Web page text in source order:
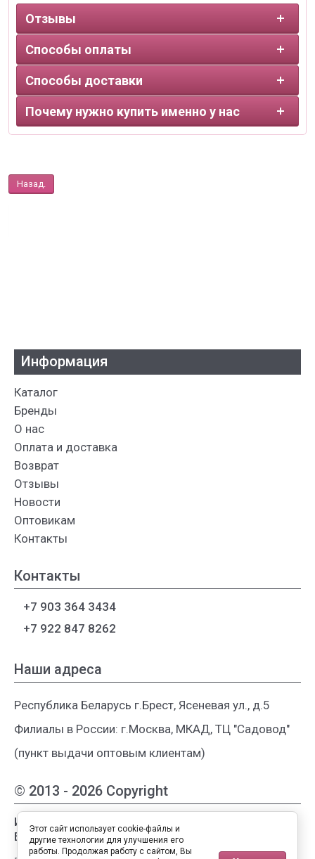
Отзывы
Способы оплаты
Способы доставки
Почему нужно купить именно у нас
Назад.
© 2013 - 2026 Copyright
Интернет-магазин женской одежды из
Белоруссии
Информация
Каталог
Бренды
О нас
Оплата и доставка
Возврат
Отзывы
Новости
Оптовикам
Контакты
Контакты
+7 903 364 3434
+7 922 847 8262
Наши адреса
Республика Беларусь г.Брест, Ясеневая ул., д.5
Филиалы в России: г.Москва, МКАД, ТЦ "Садовод"
(пункт выдачи оптовым клиентам)
Этот сайт использует cookie-файлы и
другие технологии для улучшения его
работы. Продолжая работу с сайтом, Вы